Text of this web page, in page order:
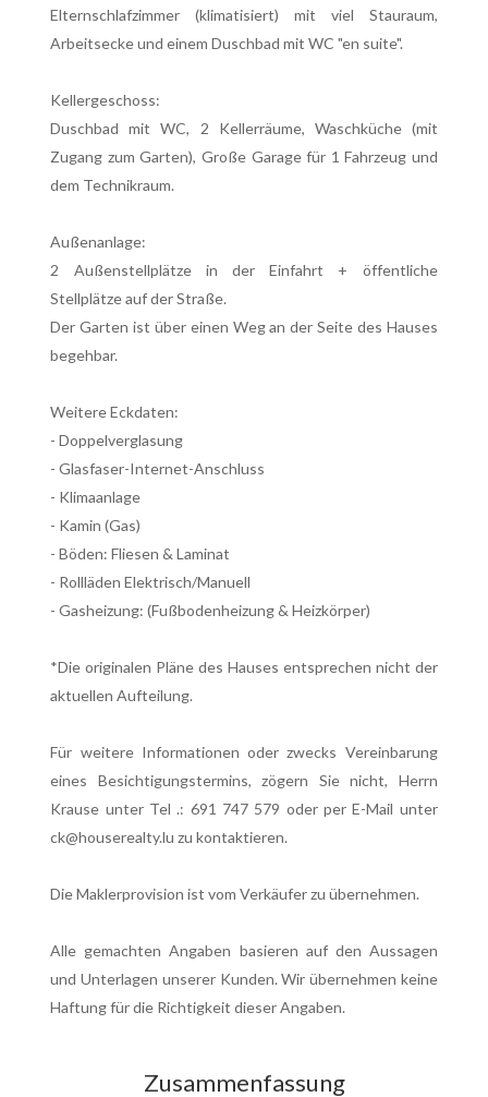
Elternschlafzimmer (klimatisiert) mit viel Stauraum,
Arbeitsecke und einem Duschbad mit WC "en suite".
Kellergeschoss:
Duschbad mit WC, 2 Kellerräume, Waschküche (mit
Zugang zum Garten), Große Garage für 1 Fahrzeug und
dem Technikraum.
Außenanlage:
2 Außenstellplätze in der Einfahrt + öffentliche
Stellplätze auf der Straße.
Der Garten ist über einen Weg an der Seite des Hauses
begehbar.
Weitere Eckdaten:
- Doppelverglasung
- Glasfaser-Internet-Anschluss
- Klimaanlage
- Kamin (Gas)
- Böden: Fliesen & Laminat
- Rollläden Elektrisch/Manuell
- Gasheizung: (Fußbodenheizung & Heizkörper)
*Die originalen Pläne des Hauses entsprechen nicht der
aktuellen Aufteilung.
Für weitere Informationen oder zwecks Vereinbarung
eines Besichtigungstermins, zögern Sie nicht, Herrn
Krause unter Tel .: 691 747 579 oder per E-Mail unter
ck@houserealty.lu zu kontaktieren.
Die Maklerprovision ist vom Verkäufer zu übernehmen.
Alle gemachten Angaben basieren auf den Aussagen
und Unterlagen unserer Kunden. Wir übernehmen keine
Haftung für die Richtigkeit dieser Angaben.
Zusammenfassung